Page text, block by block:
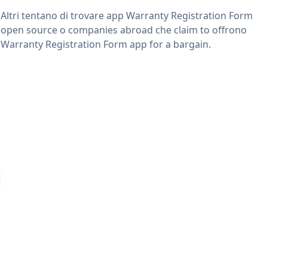
Altri tentano di trovare app Warranty Registration Form
open source o companies abroad che claim to offrono
Warranty Registration Form app for a bargain.